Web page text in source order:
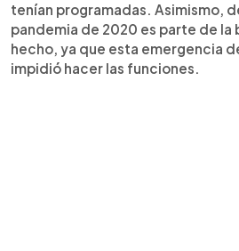
tenían programadas. Asimismo,
pandemia de 2020 es parte de la
hecho, ya que esta emergencia
impidió hacer las funciones.